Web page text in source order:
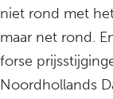
niet rond met
maar net rond.
forse
Noordhollands